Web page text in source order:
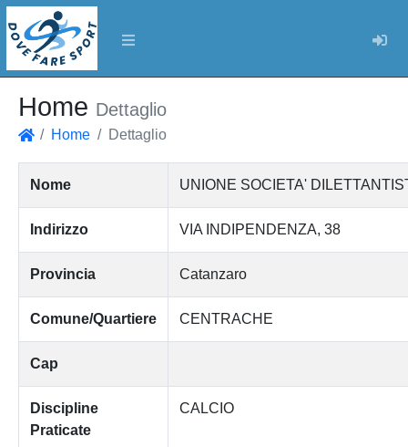
Home Dettaglio
Home Dettaglio
Nome UNIONE SOCIETA'
Indirizzo VIA INDIPENDENZA, 38
Provincia Catanzaro
Comune/Quartiere CENTRACHE
Cap
Discipline
Praticate
CALCIO